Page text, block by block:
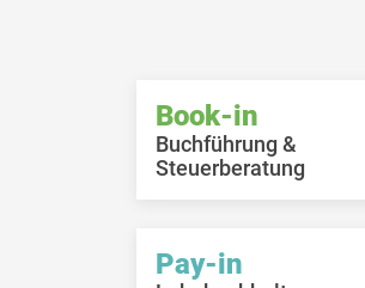
Book-in
Buchführung &
Steuerberatung
Pay-in